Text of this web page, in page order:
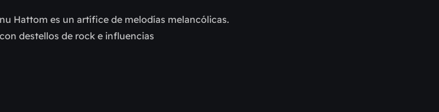
Hattom es un artífice de melodías melancólicas.
destellos de rock e influencias